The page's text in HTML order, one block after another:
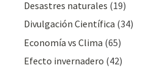
Desastres naturales (19)
Divulgación Cientí­fica (34)
Economía vs Clima (65)
Efecto invernadero (42)